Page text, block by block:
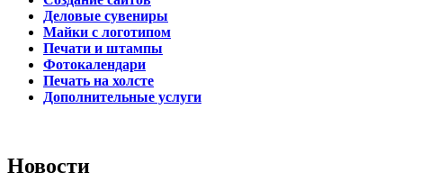
Деловые сувениры
Майки с логотипом
Печати и штампы
Фотокалендари
Печать на холсте
Дополнительные услуги
Новости